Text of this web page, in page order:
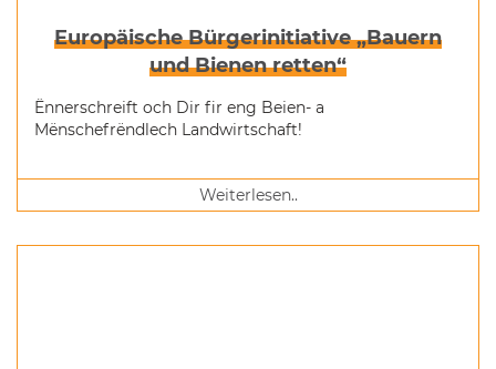
Europäische Bürgerinitiative „Bauern
und Bienen retten“
Ënnerschreift och Dir fir eng Beien- a
Mënschefrëndlech Landwirtschaft!
Weiterlesen..